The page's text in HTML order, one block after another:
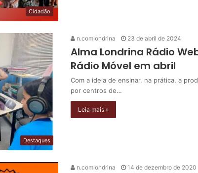
Cidadão
Destaques
n.comlondrina 23 de abril de 2024
Alma Londrina Rádio
Rádio Móvel em abril
Com a ideia de ensinar, na prática, a
por centros de…
Leia mais »
n.comlondrina 14 de dezembro de 2020